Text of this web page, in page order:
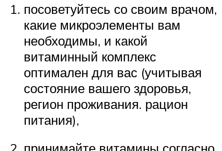
посоветуйтесь со своим врачом,
какие микроэлементы вам
необходимы, и какой
витаминный комплекс
оптимален для вас (учитывая
состояние вашего здоровья,
регион проживания. рацион
питания),